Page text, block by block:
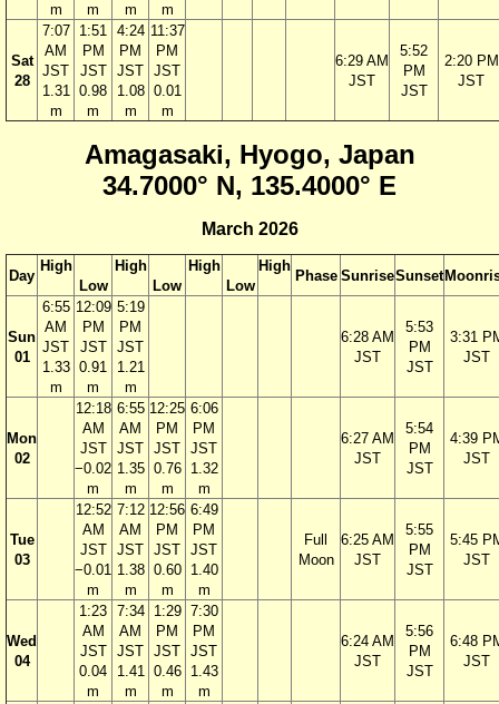
m
m
m
m
Sat
28
7:07
AM
JST
1.31
m
1:51
PM
JST
0.98
m
4:24
PM
JST
1.08
m
11:37
PM
JST
0.01
m
6:29 AM
JST
5:52
PM
JST
2:20 PM
JST
Amagasaki, Hyogo, Japan
34.7000° N, 135.4000° E
March 2026
Day
High
Low
High
Low
High
Low
High
Phase SunriseSunset
Sun
01
6:55
AM
JST
1.33
m
12:09
PM
JST
0.91
m
5:19
PM
JST
1.21
m
6:28 AM
JST
5:53
PM
JST
3:31
JST
Mon
02
12:18
AM
JST
−0.02
m
6:55
AM
JST
1.35
m
12:25
PM
JST
0.76
m
6:06
PM
JST
1.32
m
6:27 AM
JST
5:54
PM
JST
4:39
JST
Tue
03
12:52
AM
JST
−0.01
m
7:12
AM
JST
1.38
m
12:56
PM
JST
0.60
m
6:49
PM
JST
1.40
m
Full
Moon
6:25 AM
JST
5:55
PM
JST
5:45
JST
Wed
04
1:23
AM
JST
0.04
m
7:34
AM
JST
1.41
m
1:29
PM
JST
0.46
m
7:30
PM
JST
1.43
m
6:24 AM
JST
5:56
PM
JST
6:48
JST